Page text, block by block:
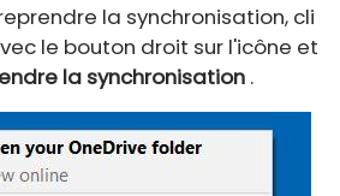
la synchronisation, cli
le bouton droit sur l'icône et
la synchronisation .